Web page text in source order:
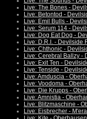
Live: The Bones -
Live: Betontod -
Live: Emil Bulls -
Live: Serum 114 -
Live: Dog Eat Dog -
Live: D.R.I. - Devilside
Live: Chthonic -
Live: Cerebral Ballzy -
Live: Exit Ten -
Live: Tenside -
Live: Amduscia -
Live: Voodoma -
Live: Die Krupps -
Live: Amnistia -
Live: Blitzmaschine -
Live: Eisbrecher -